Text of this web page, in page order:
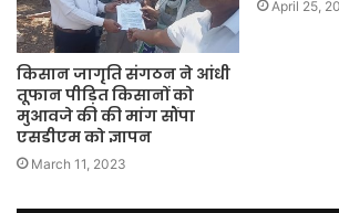
किसान जागृति संगठन ने आंधी
तूफान पीड़ित किसानों को
मुआवजे की की मांग सौंपा
एसडीएम को ज्ञापन
March 11, 2023
April 25,